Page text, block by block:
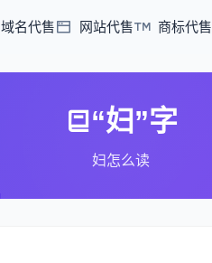
域名代售 网站代售 商标代售
“妇”字
妇怎么读